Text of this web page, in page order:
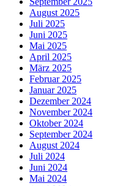
August 2025
Juli 2025
Juni 2025
Mai 2025
April 2025
März 2025
Februar 2025
Januar 2025
Dezember 2024
November 2024
Oktober 2024
September 2024
August 2024
Juli 2024
Juni 2024
Mai 2024